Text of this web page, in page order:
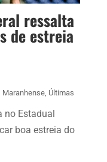
ressalta
de estreia
Maranhense, Últimas
Estadual
boa estreia do